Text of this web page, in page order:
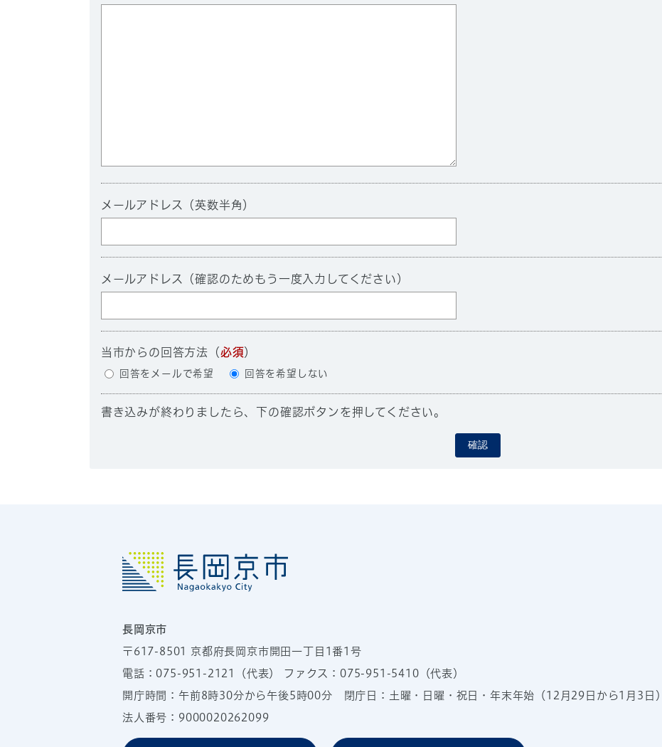
メールアドレス（英数半角）
メールアドレス（確認のためもう一度入力してください）
当市からの回答方法 （必須）
回答をメールで希望 回答を希望しない
書き込みが終わりましたら、下の確認ボタンを押してください。
確認
長岡京市
〒617-8501 京都府長岡京市開田一丁目1番1号
電話：075-951-2121 （代表） ファクス：075-951-5410（代表）
開庁時間：午前8時30分から午後5時00分 閉庁日：土曜・日曜・祝日・年末年始（12月29日から1月3日）
法人番号：9000020262099